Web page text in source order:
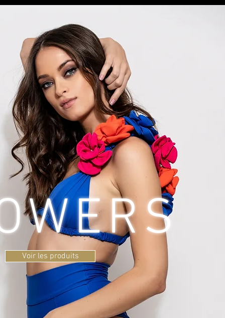
Voir les produits